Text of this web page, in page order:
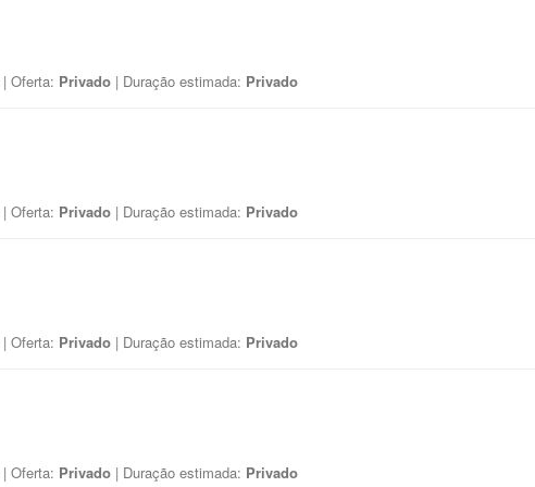
| Oferta: Privado | Duração estimada: Privado
| Oferta: Privado | Duração estimada: Privado
| Oferta: Privado | Duração estimada: Privado
| Oferta: Privado | Duração estimada: Privado